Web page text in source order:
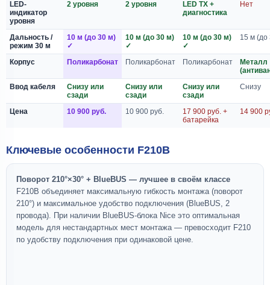
LED-
индикатор
уровня
2 уровня 2 уровня
LED TX +
диагностика
Нет
Дальность /
режим 30 м
10 м (до 30 м)
✓
10 м (до 30 м)
✓
10 м (до 30 м)
✓
15 м
Корпус Поликарбонат Поликарбонат Поликарбонат
Металл
Ввод кабеля
Снизу или
сзади
Снизу или
сзади
Снизу или
сзади
Снизу
Цена 10 900 руб. 10 900 руб.
17 900 руб. +
батарейка
14 900
Ключевые особенности F210B
Поворот 210°×30° + BlueBUS — лучшее в своём классе
F210B объединяет максимальную гибкость монтажа (поворот
210°) и максимальное удобство подключения (BlueBUS, 2
провода). При наличии BlueBUS-блока Nice это оптимальная
модель для нестандартных мест монтажа — превосходит F210
по удобству подключения при одинаковой цене.